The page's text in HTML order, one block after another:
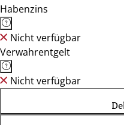
Habenzins
Nicht verfügbar
Verwahrentgelt
Nicht verfügbar